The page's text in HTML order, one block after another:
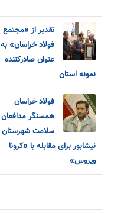
تقدیر از «مجتمع
فولاد خراسان» به
عنوان صادرکننده
نمونه استان
فولاد خراسان
همسنگر مدافعان
سلامت شهرستان
نیشابور برای مقابله با «کرونا
ویروس»